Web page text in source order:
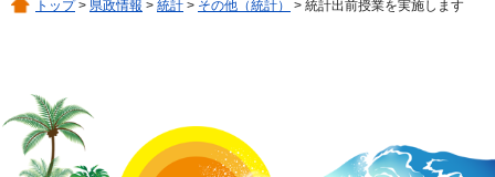
トップ> 県政情報 > 統計 > その他（統計） > 統計出前授業を実施します